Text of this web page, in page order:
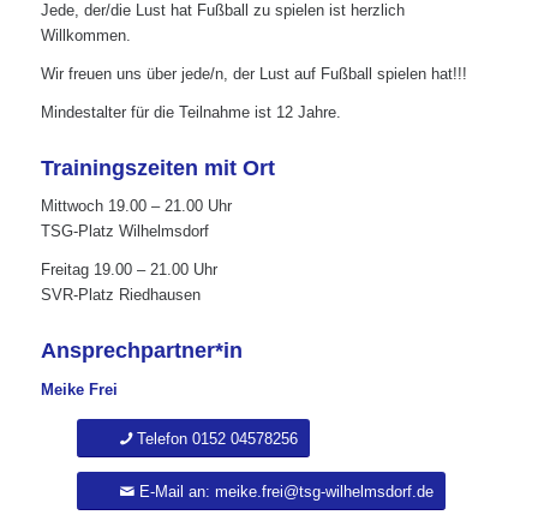
Jede, der/die Lust hat Fußball zu spielen ist herzlich
Willkommen.
Wir freuen uns über jede/n, der Lust auf Fußball spielen hat!!!
Mindestalter für die Teilnahme ist 12 Jahre.
Trainingszeiten mit Ort
Mittwoch 19.00 – 21.00 Uhr
TSG-Platz Wilhelmsdorf
Freitag 19.00 – 21.00 Uhr
SVR-Platz Riedhausen
Ansprechpartner*in
Meike Frei
Telefon 0152 04578256
E-Mail an: meike.frei@tsg-wilhelmsdorf.de